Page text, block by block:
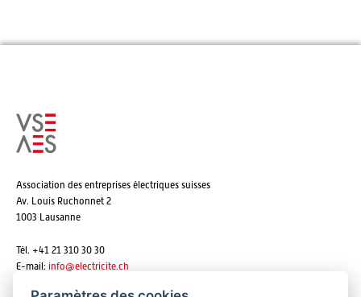
Association des entreprises électriques suisses
Av. Louis Ruchonnet 2
1003 Lausanne
Tél. +41 21 310 30 30
E-mail: info@electricite.ch